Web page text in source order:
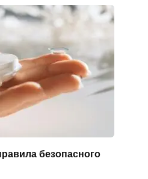
безопасного